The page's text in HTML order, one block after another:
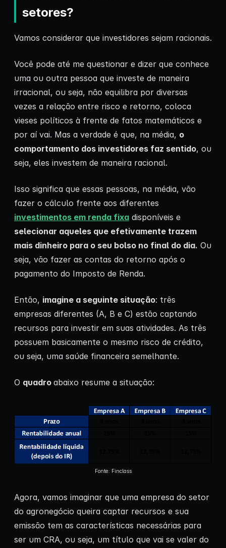
setores?
Vamos considerar que investidores sejam racionais.
Você pode até me questionar e dizer que conhece
uma ou outra pessoa que investe de maneira
irracional, ou seja, não equilibra por diversas
vezes a relação entre risco e retorno, coloca
vieses políticos à frente de fatos matemáticos e
por aí vai. Mas a verdade é que, na média, o
comportamento dos investidores faz sentido, ou
seja, eles investem de maneira racional.
Isso significa que essas pessoas, na média, vão
fazer o cálculo frente aos diferentes
investimentos em renda fixa disponíveis e
selecionar aqueles que efetivamente trazem
mais dinheiro para o seu bolso no final do dia. Ou
seja, vão fazer as contas do retorno após o
pagamento do Imposto de Renda.
Então, imagine a seguinte situação: três
empresas diferentes (A, B e C) estão captando
recursos para investir em suas atividades. As três
possuem basicamente o mesmo risco de crédito,
ou seja, uma saúde financeira semelhante.
O quadro abaixo resume a situação:
Fonte: Finclass
Agora, vamos imaginar que uma empresa do setor
do agronegócio queira captar recursos e sua
emissão tem as características necessárias para
ser um CRA, ou seja, um título que vai se valer do